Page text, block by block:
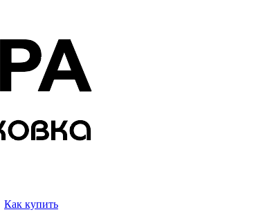
Как купить